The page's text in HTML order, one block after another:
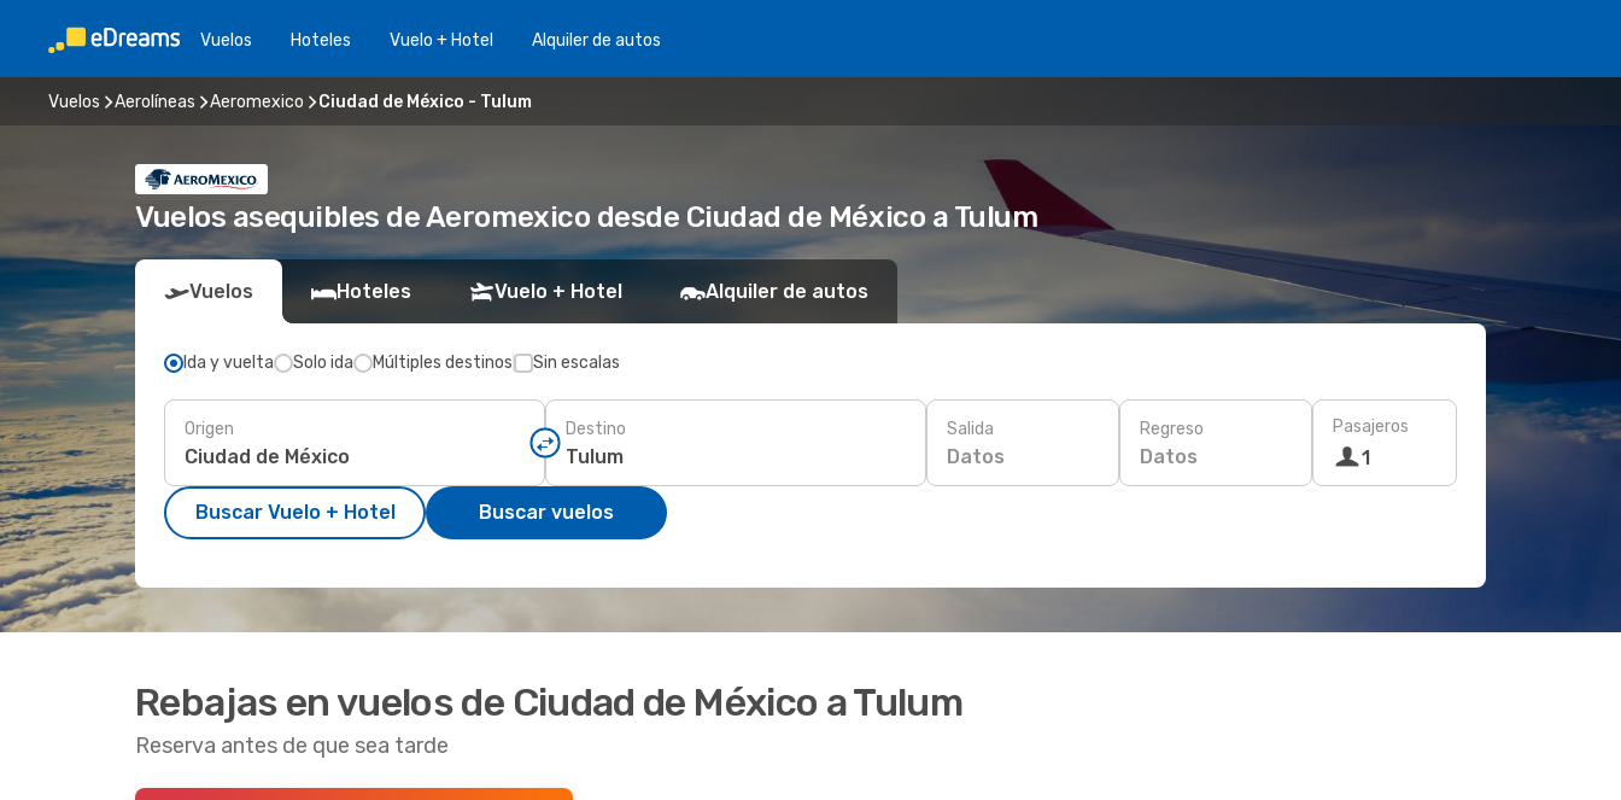
Vuelos Hoteles Vuelo + Hotel Alquiler de autos
Vuelos Aerolíneas Aeromexico Ciudad de México - Tulum
Vuelos asequibles de Aeromexico desde Ciudad de México a Tulum
Vuelos Hoteles Vuelo + Hotel Alquiler de autos
Ida y vuelta Solo ida Múltiples destinos Sin escalas
Origen Destino Salida
Datos
Regreso
Datos
Pasajeros
1
Buscar Vuelo + Hotel Buscar vuelos
Rebajas en vuelos de Ciudad de México a Tulum
Reserva antes de que sea tarde